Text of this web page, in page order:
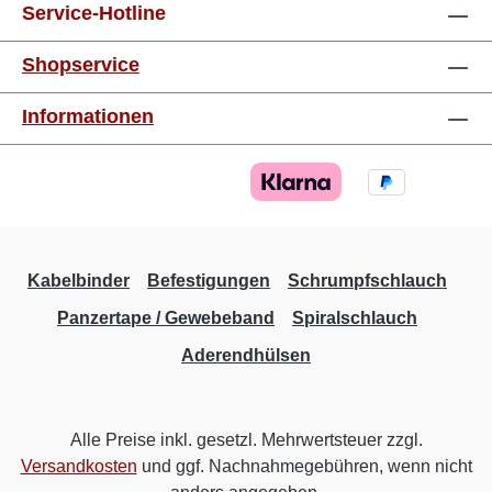
mm 10,0 mm²elfenbein12 mm 16,0
mm²grün12 mm 25,0 mm²braun16 mm 35,0
mm²grau16 mm 50,0 mm²olive20 mm
Service-Hotline
Shopservice
Informationen
Kabelbinder Befestigungen
Schrumpfschlauch
Panzertape / Gewebeband
Spiralschlauch
Aderendhülsen
Alle Preise inkl. gesetzl. Mehrwertsteuer zzgl.
Versandkosten und ggf. Nachnahmegebühren, wenn nicht